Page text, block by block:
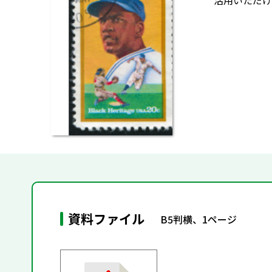
資料ファイル B5判横、1ページ